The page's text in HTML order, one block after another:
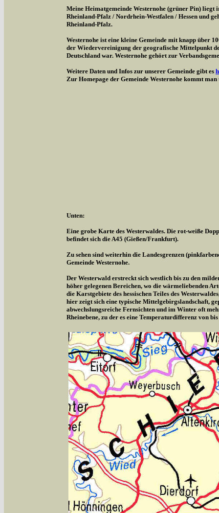
Meine Heimatgemeinde Westernohe (grüner Pin) liegt
Rheinland-Pfalz / Nordrhein-Westfalen / Hessen und
Rheinland-Pfalz.
Westernohe ist eine kleine Gemeinde mit knapp über
der Wiedervereinigung der geografische Mittelpunkt
Deutschland war. Westernohe gehört zur
Weitere Daten und Infos zur unserer Gemeinde gibt es
Zur Homepage der Gemeinde Westernohe kommt
Unten:
Eine grobe Karte des Westerwaldes. Die rot-weiße
befindet sich die A45 (Gießen/Frankfurt).
Zu sehen sind weiterhin die Landesgrenzen
Gemeinde Westernohe.
Der Westerwald erstreckt sich westlich bis zu den
höher gelegenen Bereichen, wo die wärmeliebenden
die Karstgebiete des hessischen Teiles des
hier zeigt sich eine typische Mittelgebirgslandschaft,
abwechslungsreiche Fernsichten und im Winter oft
Rheinebene, zu der es eine Temperaturdifferenz von